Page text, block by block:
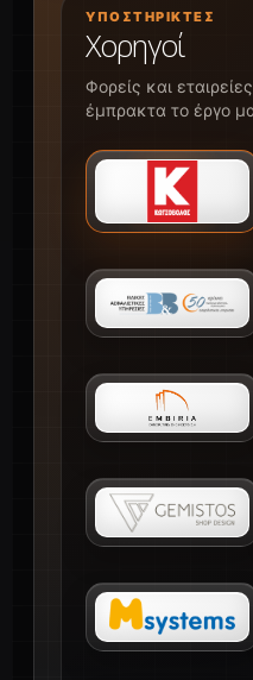
ΥΠΟΣΤΗΡΙΚΤΈΣ
Χορηγοί
Φορείς και
έμπρακτα το έργο